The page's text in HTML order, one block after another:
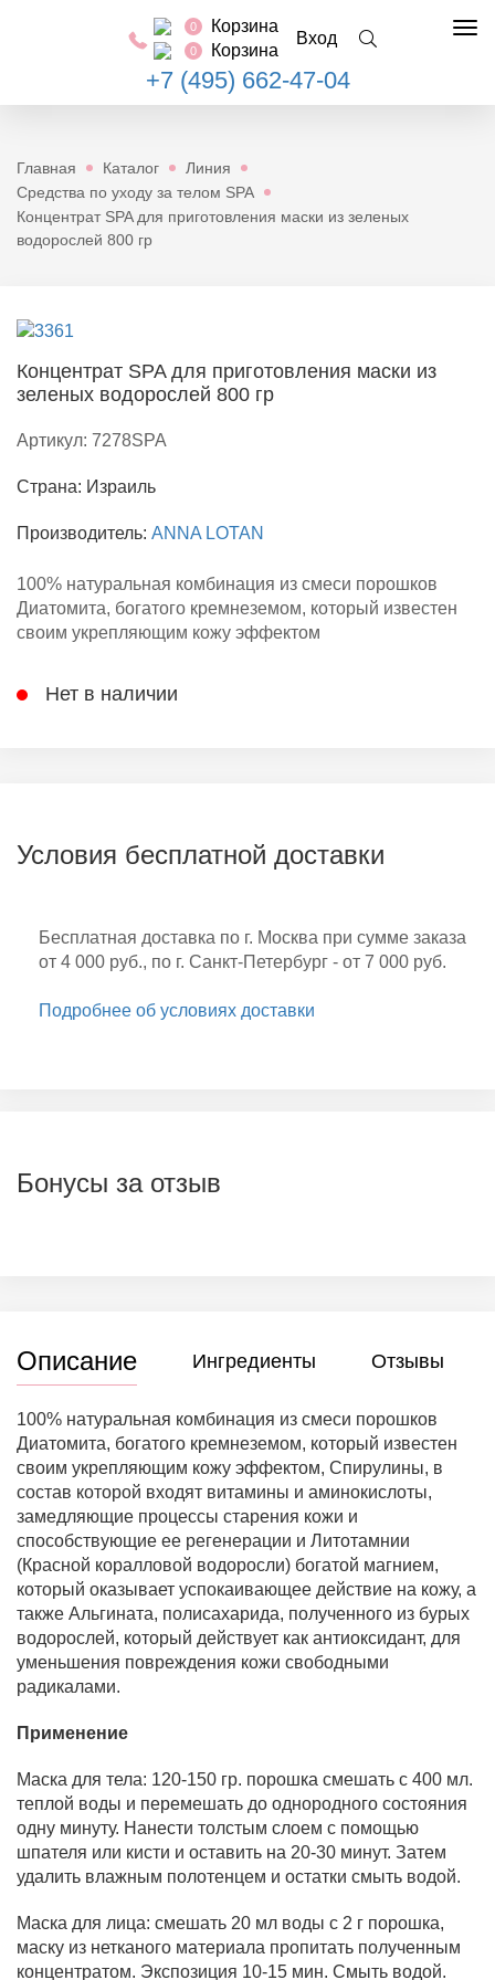
0 Корзина
0 Корзина
Вход
+7 (495) 662-47-04
Главная Каталог
Линия
Средства по уходу за телом SPA
Концентрат SPA для приготовления маски из зеленых
водорослей 800 гр
Концентрат SPA для приготовления маски из
зеленых водорослей 800 гр
Артикул: 7278SPA
Страна: Израиль
Производитель: ANNA LOTAN
100% натуральная комбинация из смеси порошков
Диатомита, богатого кремнеземом, который известен
своим укрепляющим кожу эффектом
Нет в наличии
Условия бесплатной доставки
Бесплатная доставка по г. Москва при сумме заказа
от 4 000 руб., по г. Санкт-Петербург - от 7 000 руб.
Подробнее об условиях доставки
Бонусы за отзыв
Описание Ингредиенты Отзывы
100% натуральная комбинация из смеси порошков
Диатомита, богатого кремнеземом, который известен
своим укрепляющим кожу эффектом, Спирулины, в
состав которой входят витамины и аминокислоты,
замедляющие процессы старения кожи и
способствующие ее регенерации и Литотамнии
(Красной коралловой водоросли) богатой магнием,
который оказывает успокаивающее действие на кожу, а
также Альгината, полисахарида, полученного из бурых
водорослей, который действует как антиоксидант, для
уменьшения повреждения кожи свободными
радикалами.
Применение
Маска для тела: 120-150 гр. порошка смешать с 400 мл.
теплой воды и перемешать до однородного состояния
одну минуту. Нанести толстым слоем с помощью
шпателя или кисти и оставить на 20-30 минут. Затем
удалить влажным полотенцем и остатки смыть водой.
Маска для лица: смешать 20 мл воды с 2 г порошка,
маску из нетканого материала пропитать полученным
концентратом. Экспозиция 10-15 мин. Смыть водой.